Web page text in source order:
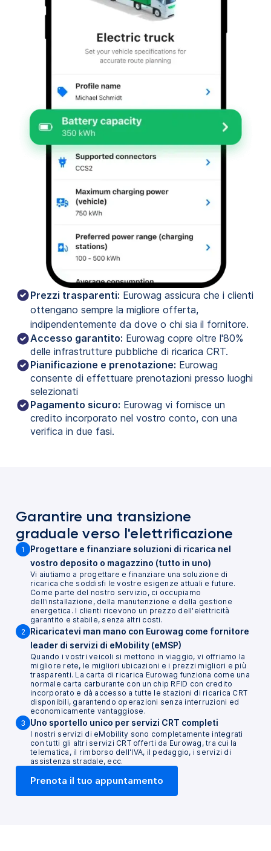
Prezzi trasparenti: Eurowag assicura che i clienti
ottengano sempre la migliore offerta,
indipendentemente da dove o chi sia il fornitore.
Accesso garantito: Eurowag copre oltre l'80%
delle infrastrutture pubbliche di ricarica CRT.
Pianificazione e prenotazione: Eurowag
consente di effettuare prenotazioni presso luoghi
selezionati
Pagamento sicuro: Eurowag vi fornisce un
credito incorporato nel vostro conto, con una
verifica in due fasi.
Garantire una transizione
graduale verso l'elettrificazione
1
Progettare e finanziare soluzioni di ricarica nel
vostro deposito o magazzino (tutto in uno)
Vi aiutiamo a progettare e finanziare una soluzione di
ricarica che soddisfi le vostre esigenze attuali e future.
Come parte del nostro servizio, ci occupiamo
dell'installazione, della manutenzione e della gestione
energetica. I clienti ricevono un prezzo dell'elettricità
garantito e stabile, senza altri costi.
2
Ricaricatevi man mano con Eurowag come fornitore
leader di servizi di eMobility (eMSP)
Quando i vostri veicoli si mettono in viaggio, vi offriamo la
migliore rete, le migliori ubicazioni e i prezzi migliori e più
trasparenti. La carta di ricarica Eurowag funziona come una
normale carta carburante con un chip RFID con credito
incorporato e dà accesso a tutte le stazioni di ricarica CRT
disponibili, garantendo operazioni senza interruzioni ed
economicamente vantaggiose.
3
Uno sportello unico per servizi CRT completi
I nostri servizi di eMobility sono completamente integrati
con tutti gli altri servizi CRT offerti da Eurowag, tra cui la
telematica, il rimborso dell'IVA, il pedaggio, i servizi di
assistenza stradale, ecc.
Prenota il tuo appuntamento